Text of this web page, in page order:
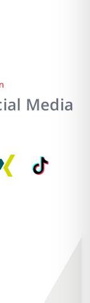
Media